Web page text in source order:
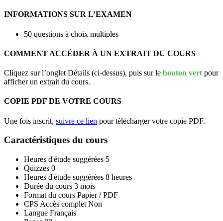
INFORMATIONS SUR L’EXAMEN
50 questions à choix multiples
COMMENT ACCÉDER À UN EXTRAIT DU COURS
Cliquez sur l’onglet Détails (ci-dessus), puis sur le bouton vert pour
afficher un extrait du cours.
COPIE PDF DE VOTRE COURS
Une fois inscrit, suivre ce lien pour télécharger votre copie PDF.
Caractéristiques du cours
Heures d'étude suggérées 5
Quizzes 0
Heures d'étude suggérées 8 heures
Durée du cours 3 mois
Format du cours Papier / PDF
CPS Accès complet Non
Langue Français